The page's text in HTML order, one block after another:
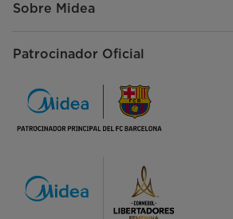
Sobre Midea
Patrocinador Oficial